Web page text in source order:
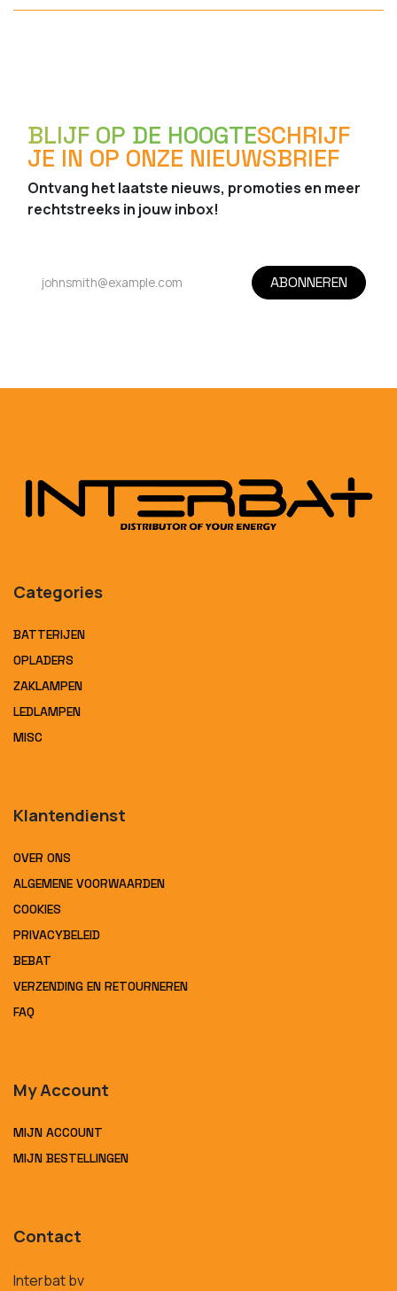
BLIJF OP DE HOOGTESCHRIJF
JE IN OP ONZE NIEUWSBRIEF
Ontvang het laatste nieuws, promoties en meer
rechtstreeks in jouw inbox!
ABONNEREN
Categories
BATTERIJEN
OPLADERS
ZAKLAMPEN
LEDLAMPEN
MISC
Klantendienst
OVER ONS
ALGEMENE VOORWAARDEN
COOKIES
PRIVACYBELEID
BEBAT
VERZENDING EN RETOURNEREN
FAQ
My Account
MIJN ACCOUNT
MIJN BESTELLINGEN
Contact
Interbat bv